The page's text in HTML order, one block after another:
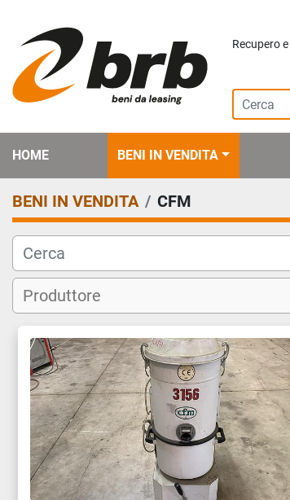
Recupero
HOME BENI IN VENDITA
BENI IN VENDITA CFM